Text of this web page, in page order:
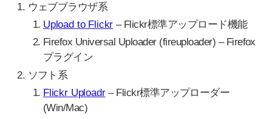
ウェブブラウザ系
Upload to Flickr – Flickr標準アップロード機能
Firefox Universal Uploader (fireuploader) – Firefox
プラグイン
ソフト系
Flickr Uploadr– Flickr標準アップローダー
(Win/Mac)